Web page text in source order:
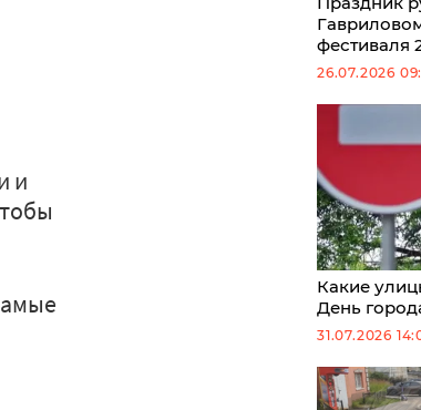
и
фестиваля
26.07.2026
Какие
День
31.07.2026